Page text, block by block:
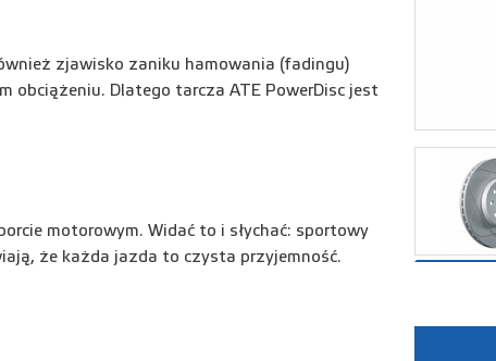
zjawisko zaniku hamowania (fadingu)
obciążeniu. Dlatego tarcza ATE PowerDisc jest
motorowym. Widać to i słychać: sportowy
że każda jazda to czysta przyjemność.